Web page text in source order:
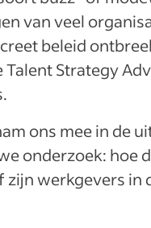
van veel
beleid
Talent Strategy
ons mee in de
onderzoek: hoe
zijn werkgevers in